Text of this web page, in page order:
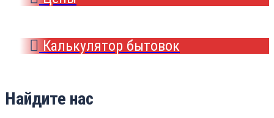
Калькулятор бытовок
Найдите нас